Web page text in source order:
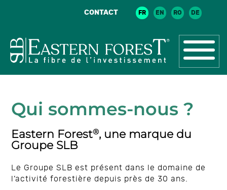
CONTACT FR EN RO DE
Qui sommes-nous ?
Eastern Forest®, une marque du
Groupe SLB
Le Groupe SLB est présent dans le domaine de
l’activité forestière depuis près de 30 ans.